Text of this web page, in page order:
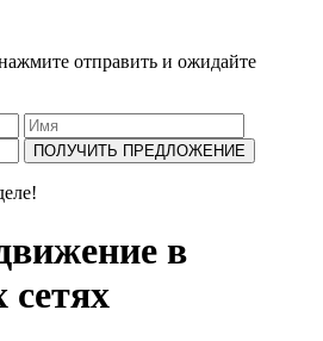
отправить и ожидайте
ПОЛУЧИТЬ ПРЕДЛОЖЕНИЕ
в